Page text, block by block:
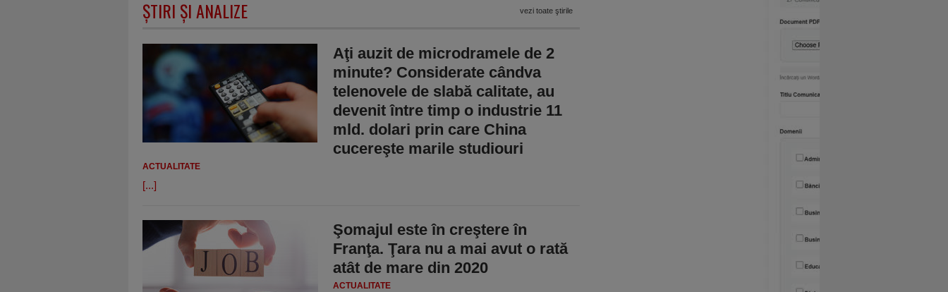
ŞTIRI ŞI ANALIZE vezi toate ştirile
Aţi auzit de microdramele de 2
minute? Considerate cândva
telenovele de slabă calitate, au
devenit între timp o industrie 11
mld. dolari prin care China
cucereşte marile studiouri
ACTUALITATE
[...]
Şomajul este în creştere în
Franţa. Ţara nu a mai avut o rată
atât de mare din 2020
ACTUALITATE